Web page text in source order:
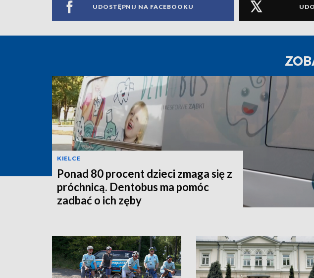
UDOSTĘPNIJ NA FACEBOOKU
KIELCE
Ponad 80 procent dzieci zmaga się z
próchnicą. Dentobus ma pomóc
zadbać o ich zęby